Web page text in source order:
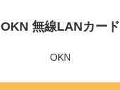
OKN 無線LANカード
OKN